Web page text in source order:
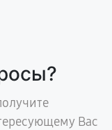
Вас